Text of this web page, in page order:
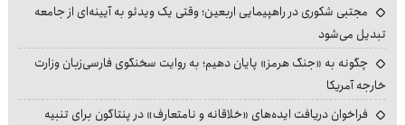
مجتبی شکوری در راهپیمایی اربعین؛ وقتی یک ویدئو به آیینه‌ای از جامعه
تبدیل می‌شود
چگونه به «جنگ هرمز» پایان دهیم؛ به روایت سخنگوی فارسی‌زبان وزارت
خارجه آمریکا
فراخوان دریافت ایده‌های «خلاقانه و نامتعارف» در پنتاگون برای تنبیه